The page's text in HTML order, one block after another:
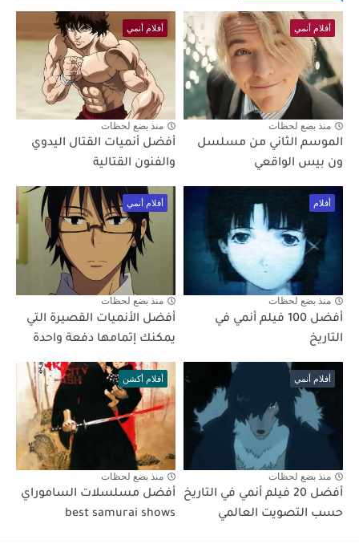
أفلام أنمي
منذ بضع لحظات
الموسم الثاني من مسلسل
ون بيس الواقعي
أفلام أنمي
منذ بضع لحظات
أفضل أنميات القتال اليدوي
والفنون القتالية
أفلام
منذ بضع لحظات
أفضل 100 فيلم أنمي في
التاريخ
أفلام أنمي
منذ بضع لحظات
أفضل الأنميات القصيرة التي
يمكنك إتمامها دفعة واحدة
أفلام أنمي
منذ بضع لحظات
أفضل 20 فيلم أنمي في التاريخ
حسب التصويت العالمي
أفلام أكشن
منذ بضع لحظات
أفضل مسلسلات الساموراي
best samurai shows